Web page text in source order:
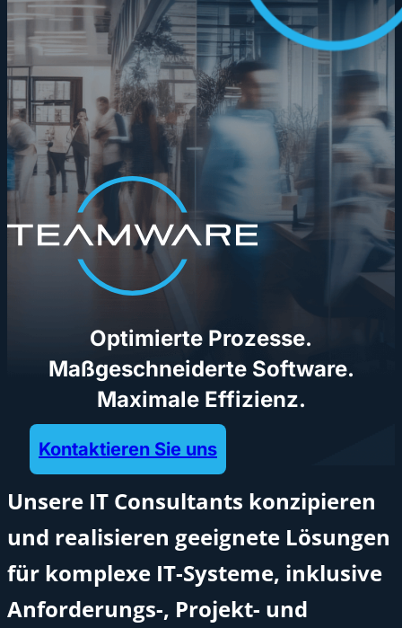
Optimierte Prozesse.
Maßgeschneiderte Software.
Maximale Effizienz.
Kontaktieren Sie uns
Unsere IT Consultants konzipieren
und realisieren geeignete Lösungen
für komplexe IT-Systeme, inklusive
Anforderungs-, Projekt- und